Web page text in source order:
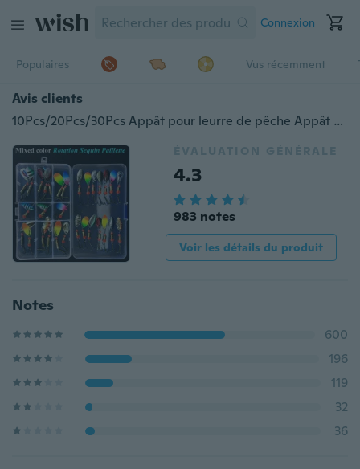
Connexion
Populaires Vus récemment
Avis clients
10Pcs/20Pcs/30Pcs Appât pour leurre de pêche Appât pour cuillère filante Appât pour leurre Appât pour leurre Appât en métal Crochet triple Isca Poisson artificiel Isca Appât pour carpe Wobble Spinner.
ÉVALUATION GÉNÉRALE
4.3
983 notes
Voir les détails du produit
Notes
600
196
119
32
36